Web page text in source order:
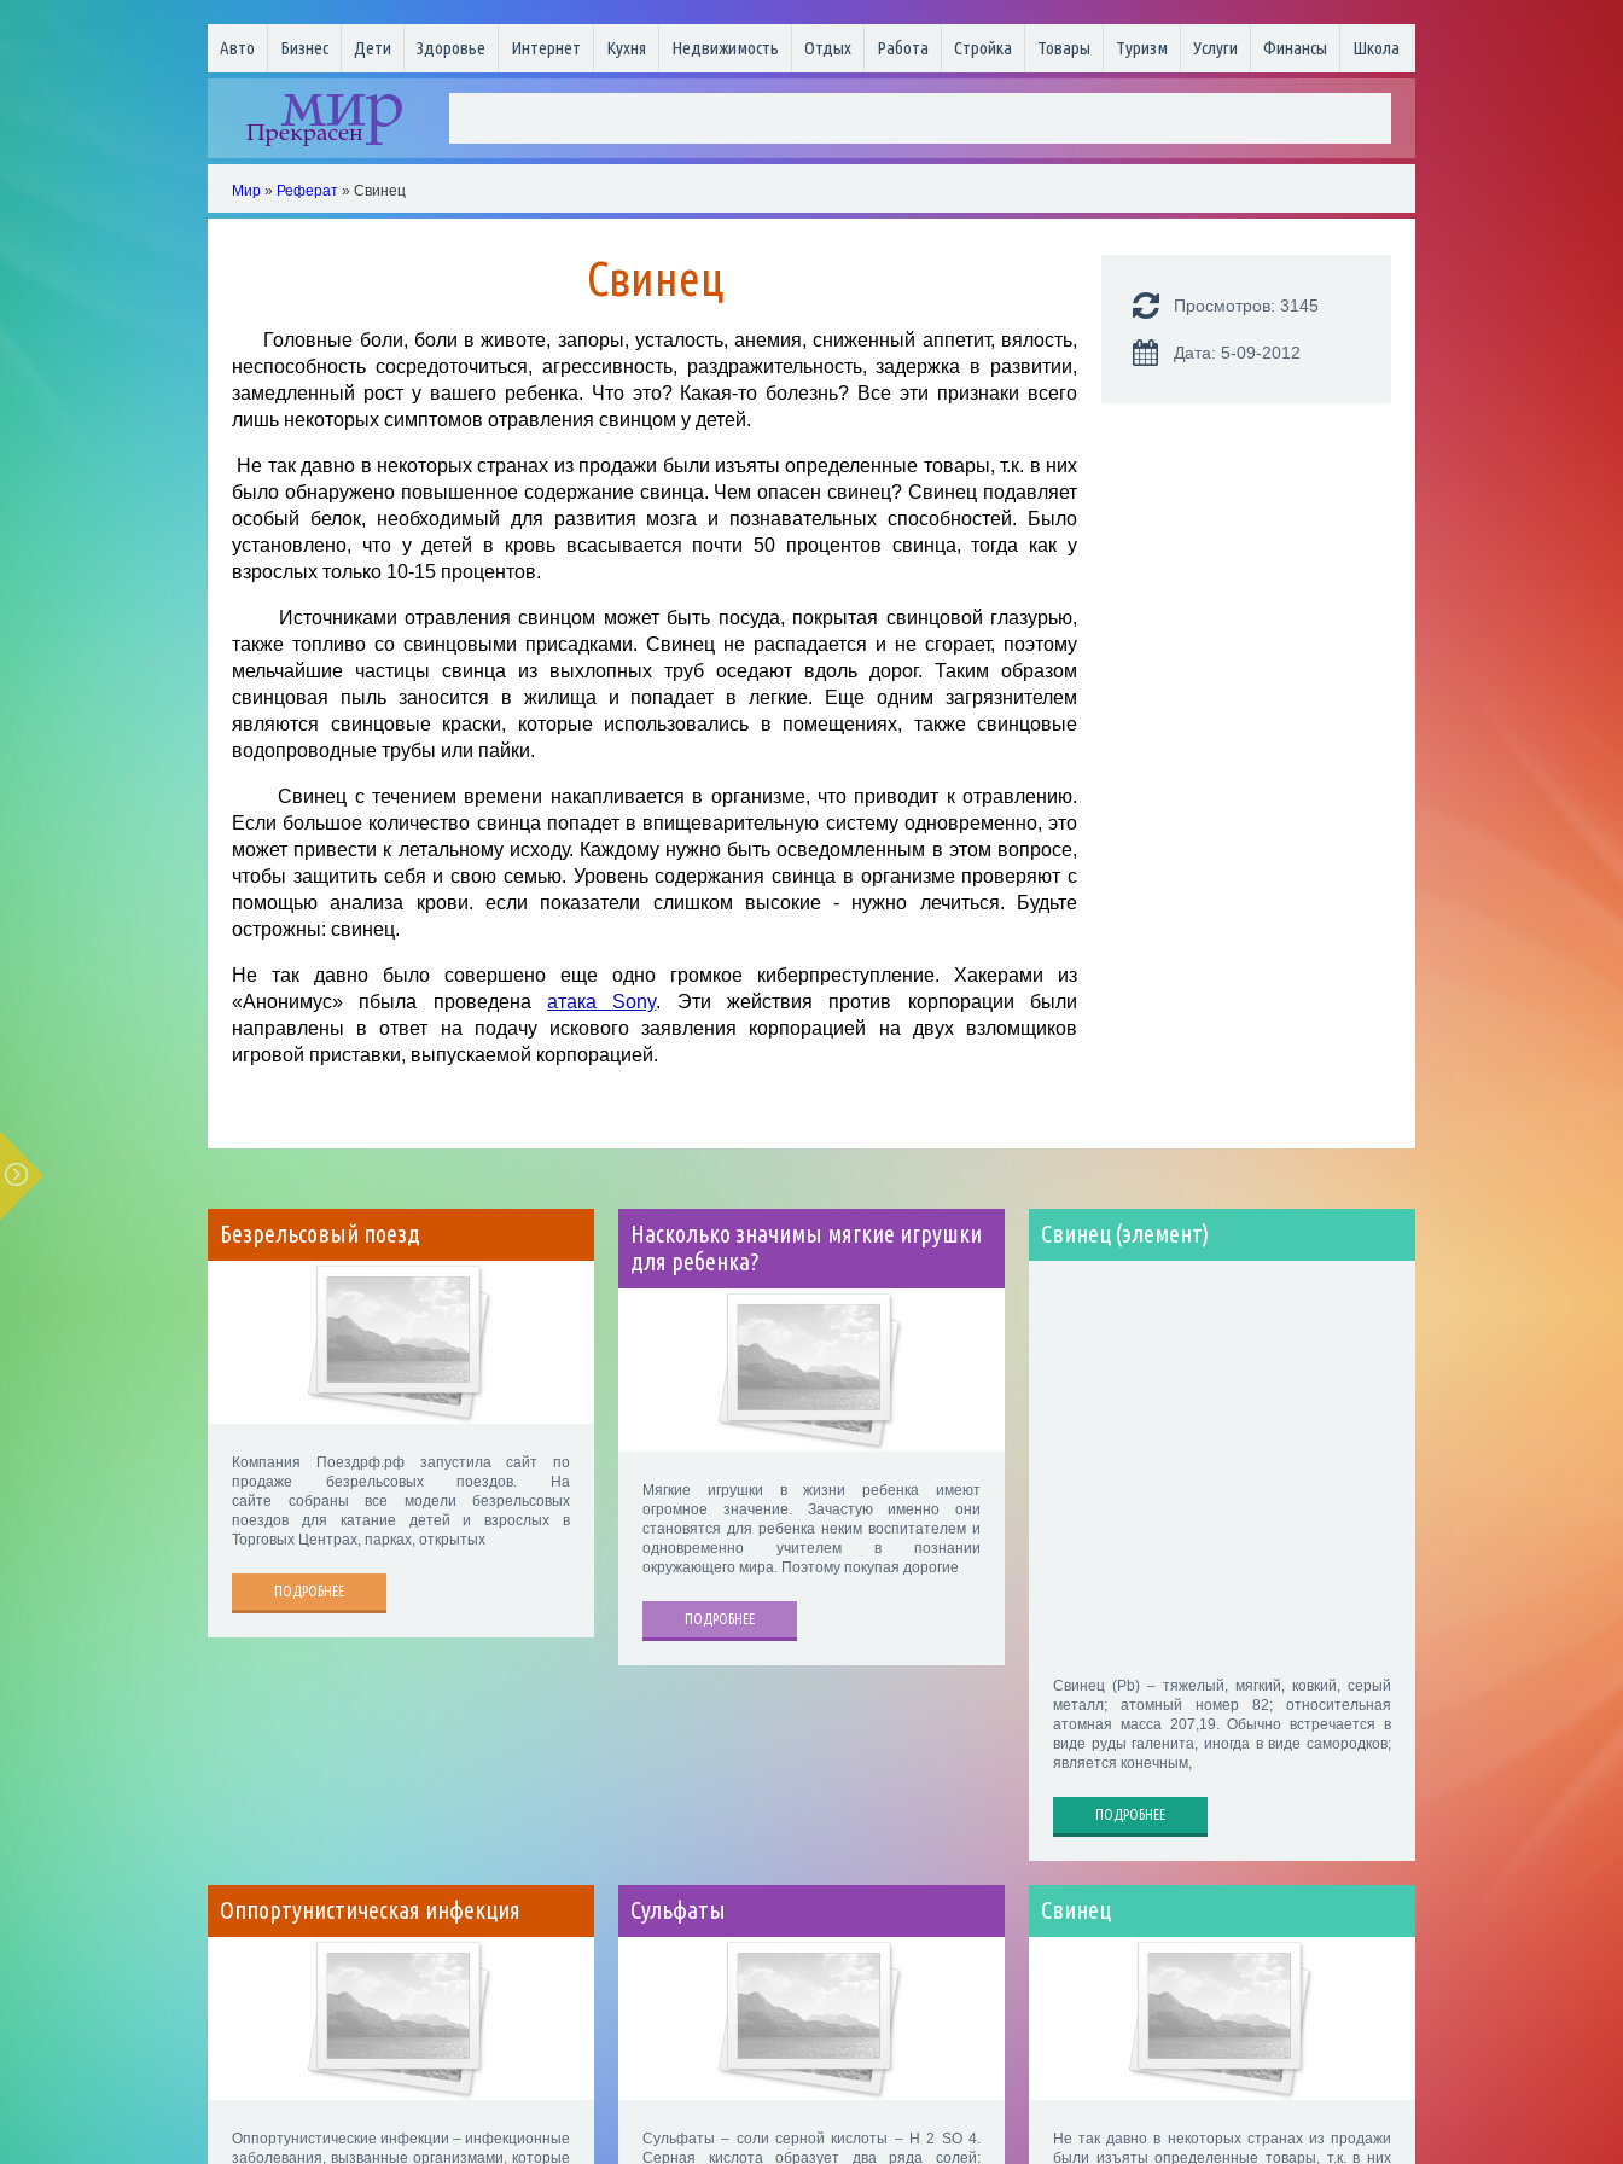
Авто Бизнес Дети Здоровье Интернет Кухня Недвижимость Отдых Работа Стройка Товары Туризм Услуги Финансы Школа
Мир » Реферат » Свинец
Свинец
Головные боли, боли в животе, запоры, усталость, анемия, сниженный аппетит, вялость,
неспособность сосредоточиться, агрессивность, раздражительность, задержка в развитии,
замедленный рост у вашего ребенка. Что это? Какая-то болезнь? Все эти признаки всего
лишь некоторых симптомов отравления свинцом у детей.
Не так давно в некоторых странах из продажи были изъяты определенные товары, т.к. в них
было обнаружено повышенное содержание свинца. Чем опасен свинец? Свинец подавляет
особый белок, необходимый для развития мозга и познавательных способностей. Было
установлено, что у детей в кровь всасывается почти 50 процентов свинца, тогда как у
взрослых только 10-15 процентов.
Источниками отравления свинцом может быть посуда, покрытая свинцовой глазурью,
также топливо со свинцовыми присадками. Свинец не распадается и не сгорает, поэтому
мельчайшие частицы свинца из выхлопных труб оседают вдоль дорог. Таким образом
свинцовая пыль заносится в жилища и попадает в легкие. Еще одним загрязнителем
являются свинцовые краски, которые использовались в помещениях, также свинцовые
водопроводные трубы или пайки.
Свинец с течением времени накапливается в организме, что приводит к отравлению.
Если большое количество свинца попадет в впищеварительную систему одновременно, это
может привести к летальному исходу. Каждому нужно быть осведомленным в этом вопросе,
чтобы защитить себя и свою семью. Уровень содержания свинца в организме проверяют с
помощью анализа крови. если показатели слишком высокие - нужно лечиться. Будьте
острожны: свинец.
Не так давно было совершено еще одно громкое киберпреступление. Хакерами из
«Анонимус» пбыла проведена атака Sony. Эти жействия против корпорации были
направлены в ответ на подачу искового заявления корпорацией на двух взломщиков
игровой приставки, выпускаемой корпорацией.
Просмотров: 3145
Дата: 5-09-2012
Безрельсовый поезд
Компания Поездрф.рф запустила сайт по
продаже безрельсовых поездов. На
сайте собраны все модели безрельсовых
поездов для катание детей и взрослых в
Торговых Центрах, парках, открытых
ПОДРОБНЕЕ
Насколько значимы мягкие игрушки
для ребенка?
Мягкие игрушки в жизни ребенка имеют
огромное значение. Зачастую именно они
становятся для ребенка неким воспитателем и
одновременно учителем в познании
окружающего мира. Поэтому покупая дорогие
ПОДРОБНЕЕ
Свинец (элемент)
Свинец (Pb) – тяжелый, мягкий, ковкий, серый
металл; атомный номер 82; относительная
атомная масса 207,19. Обычно встречается в
виде руды галенита, иногда в виде самородков;
является конечным,
ПОДРОБНЕЕ
Оппортунистическая инфекция
Оппортунистические инфекции – инфекционные
заболевания, вызванные организмами, которые
Сульфаты
Сульфаты – соли серной кислоты – H 2 SO 4.
Серная кислота образует два ряда солей:
Свинец
Не так давно в некоторых странах из продажи
были изъяты определенные товары, т.к. в них